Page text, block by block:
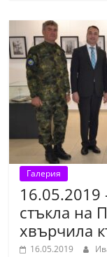
Галерия
стъкла на
хвърчила
16.05.2019